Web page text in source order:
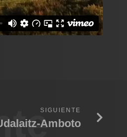
SIGUIENTE
Amboto